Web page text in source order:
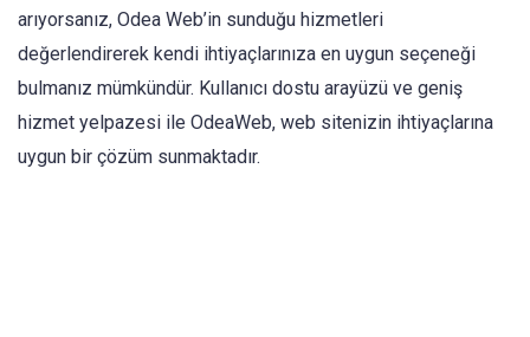
arıyorsanız, Odea Web’in sunduğu hizmetleri
değerlendirerek kendi ihtiyaçlarınıza en uygun seçeneği
bulmanız mümkündür. Kullanıcı dostu arayüzü ve geniş
hizmet yelpazesi ile OdeaWeb, web sitenizin ihtiyaçlarına
uygun bir çözüm sunmaktadır.